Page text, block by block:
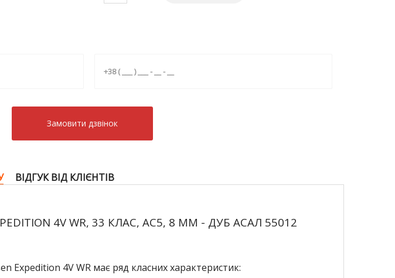
Замовити дзвiнок
ВІДГУК ВІД КЛІЄНТІВ
4V WR, 33 КЛАС, AC5, 8 ММ - ДУБ АСАЛ 55012
Expedition 4V WR має ряд класних характеристик: